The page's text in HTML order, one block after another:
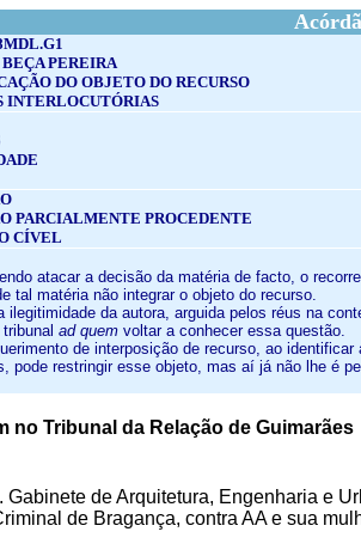
PEREIRA
DO OBJETO DO RECURSO
INTERLOCUTÓRIAS
PARCIALMENTE PROCEDENTE
CÍVEL
atacar a decisão da matéria de facto, o
tal matéria não integrar o objeto do recurso.
a ilegitimidade da autora, arguida pelos réus na
ad quem voltar a conhecer essa questão.
de interposição de recurso, ao
pode restringir esse objeto, mas aí já não lhe é
no Tribunal da Relação de Guimarães
Gabinete de Arquitetura, Engenharia e
de Bragança, contra AA e sua